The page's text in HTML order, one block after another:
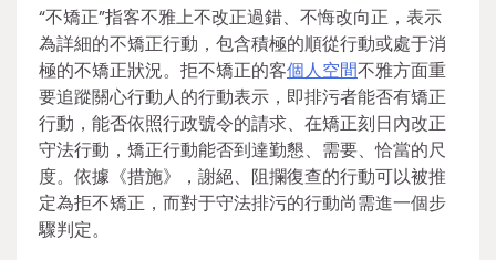
“不矯正”指客不雅上不改正過錯、不悔改向正，表示
為詳細的不矯正行動，包含積極的順從行動或處于消
極的不矯正狀況。拒不矯正的客個人空間不雅方面重
要追蹤關心行動人的行動表示，即排污者能否有矯正
行動，能否依照行政號令的請求、在矯正刻日內改正
守法行動，矯正行動能否到達勤懇、需要、恰當的尺
度。依據《措施》，謝絕、阻攔復查的行動可以被推
定為拒不矯正，而對于守法排污的行動尚需進一個步
驟判定。